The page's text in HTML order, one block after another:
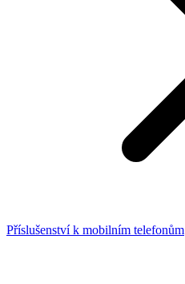
Příslušenství k mobilním telefonům